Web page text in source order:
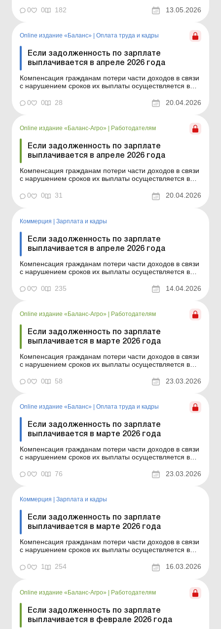
календарных месяцев в соответствии с Порядком,
утвержденным постановлением КМУ от 21.02.2001 №
произведение начис...
0 0 182 13.05.2026
Online издание «Баланс» Оплата труда и кадры
Если задолженность по зарплате
выплачивается в апреле 2026 года
Компенсация гражданам потери части доходов в связи
с нарушением сроков их выплаты осуществляется в
календарных месяцев в соответствии с Порядком,
утвержденным постановлением КМУ от 21.02.2001 №
произведение нач...
0 0 28 20.04.2026
Online издание «Баланс-Агро» Работодателям
Если задолженность по зарплате
выплачивается в апреле 2026 года
Компенсация гражданам потери части доходов в связи
с нарушением сроков их выплаты осуществляется в
календарных месяцев в соответствии с Порядком,
утвержденным постановлением КМУ от 21.02.2001 №
произведение нач...
0 0 31 20.04.2026
Коммерция | Зарплата и кадры
Если задолженность по зарплате
выплачивается в апреле 2026 года
Компенсация гражданам потери части доходов в связи
с нарушением сроков их выплаты осуществляется в
календарных месяцев в соответствии с Порядком,
утвержденным постановлением КМУ от 21.02.2001 №
произведение начисле...
0 0 235 14.04.2026
Online издание «Баланс-Агро» | Работодателям
Если задолженность по зарплате
выплачивается в марте 2026 года
Компенсация гражданам потери части доходов в связи
с нарушением сроков их выплаты осуществляется в
календарных месяцев в соответствии с Порядком,
утвержденным постановлением КМУ от 21.02.2001 №
произведение начис...
0 0 58 23.03.2026
Online издание «Баланс» Оплата труда и кадры
Если задолженность по зарплате
выплачивается в марте 2026 года
Компенсация гражданам потери части доходов в связи
с нарушением сроков их выплаты осуществляется в
календарных месяцев в соответствии с Порядком,
утвержденным постановлением КМУ от 21.02.2001 №
произведение начис...
0 0 76 23.03.2026
Коммерция Зарплата и кадры
Если задолженность по зарплате
выплачивается в марте 2026 года
Компенсация гражданам потери части доходов в связи
с нарушением сроков их выплаты осуществляется в
календарных месяцев в соответствии с Порядком,
утвержденным постановлением КМУ от 21.02.2001 №
произведение начис...
0 1 254 16.03.2026
Online издание «Баланс-Агро» | Работодателям
Если задолженность по зарплате
выплачивается в феврале 2026 года